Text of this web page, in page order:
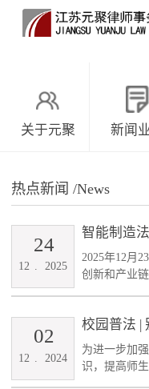
关于元聚 新闻
热点新闻 /News
智能制造
2025年12月
创新和产业
12 . 2025
24
校园普法 |
为进一步加
识，提高师
12 2024
02